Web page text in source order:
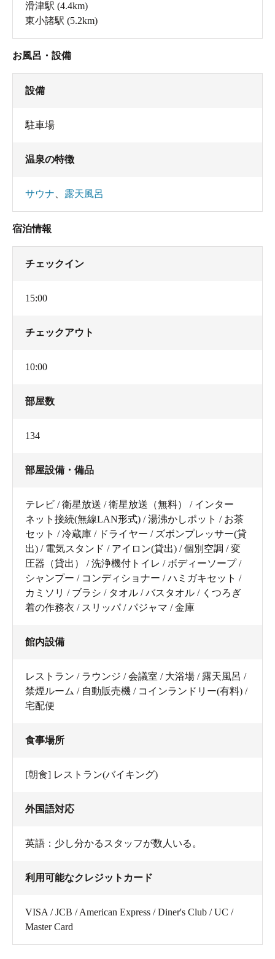
滑津駅 (4.4km)
東小諸駅 (5.2km)
お風呂・設備
設備
駐車場
温泉の特徴
サウナ 露天風呂
宿泊情報
チェックイン
15:00
チェックアウト
10:00
部屋数
134
部屋設備・備品
テレビ / 衛星放送 / 衛星放送（無料） / インター
ネット接続(無線LAN形式) / 湯沸かしポット / お茶
セット / 冷蔵庫 / ドライヤー / ズボンプレッサー(貸
出) / 電気スタンド / アイロン(貸出) / 個別空調 / 変
圧器（貸出） / 洗浄機付トイレ / ボディーソープ /
シャンプー / コンディショナー / ハミガキセット /
カミソリ / ブラシ / タオル / バスタオル / くつろぎ
着の作務衣 / スリッパ / パジャマ / 金庫
館内設備
レストラン / ラウンジ / 会議室 / 大浴場 / 露天風呂 /
禁煙ルーム / 自動販売機 / コインランドリー(有料) /
宅配便
食事場所
[朝食] レストラン(バイキング)
外国語対応
英語：少し分かるスタッフが数人いる。
利用可能なクレジットカード
VISA / JCB / American Express / Diner's Club / UC /
Master Card